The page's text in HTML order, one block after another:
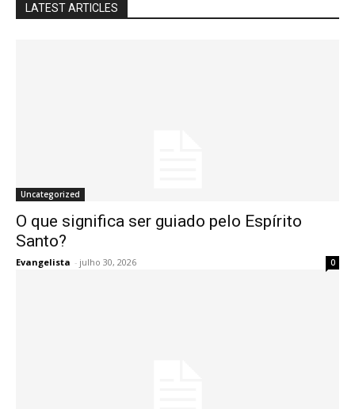
LATEST ARTICLES
Uncategorized
O que significa ser guiado pelo Espírito
Santo?
Evangelista - julho 30, 2026 0